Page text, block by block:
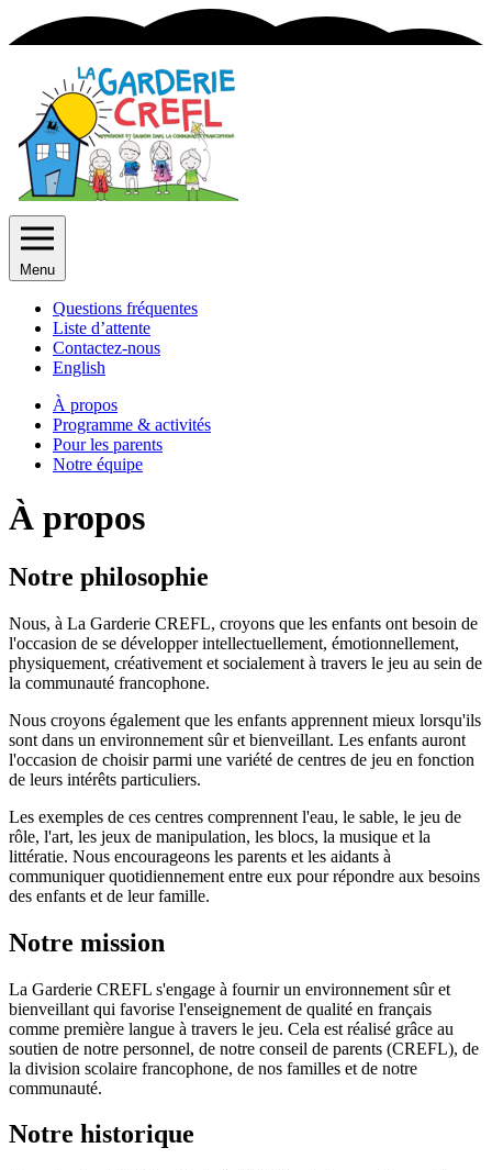
Menu
Questions fréquentes
Liste d’attente
Contactez-nous
English
À propos
Programme & activités
Pour les parents
Notre équipe
À propos
Notre philosophie
Nous, à La Garderie CREFL, croyons que les enfants ont besoin de
l'occasion de se développer intellectuellement, émotionnellement,
physiquement, créativement et socialement à travers le jeu au sein de
la communauté francophone.
Nous croyons également que les enfants apprennent mieux lorsqu'ils
sont dans un environnement sûr et bienveillant. Les enfants auront
l'occasion de choisir parmi une variété de centres de jeu en fonction
de leurs intérêts particuliers.
Les exemples de ces centres comprennent l'eau, le sable, le jeu de
rôle, l'art, les jeux de manipulation, les blocs, la musique et la
littératie. Nous encourageons les parents et les aidants à
communiquer quotidiennement entre eux pour répondre aux besoins
des enfants et de leur famille.
Notre mission
La Garderie CREFL s'engage à fournir un environnement sûr et
bienveillant qui favorise l'enseignement de qualité en français
comme première langue à travers le jeu. Cela est réalisé grâce au
soutien de notre personnel, de notre conseil de parents (CREFL), de
la division scolaire francophone, de nos familles et de notre
communauté.
Notre historique